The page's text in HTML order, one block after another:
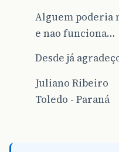
Alguem poderia
e nao funciona…
Desde já
Juliano Ribeiro
Toledo - Paraná